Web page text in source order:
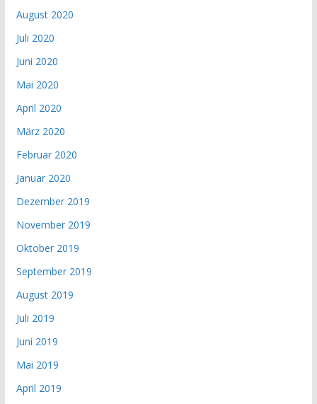
August 2020
Juli 2020
Juni 2020
Mai 2020
April 2020
März 2020
Februar 2020
Januar 2020
Dezember 2019
November 2019
Oktober 2019
September 2019
August 2019
Juli 2019
Juni 2019
Mai 2019
April 2019